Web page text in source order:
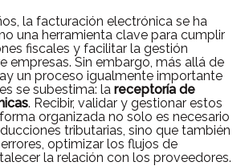
la facturación electrónica se ha
una herramienta clave para cumplir
fiscales y facilitar la gestión
empresas. Sin embargo, más allá de
un proceso igualmente importante
se subestima: la receptoría de
. Recibir, validar y gestionar estos
organizada no solo es necesario
tributarias, sino que también
optimizar los flujos de
la relación con los proveedores.